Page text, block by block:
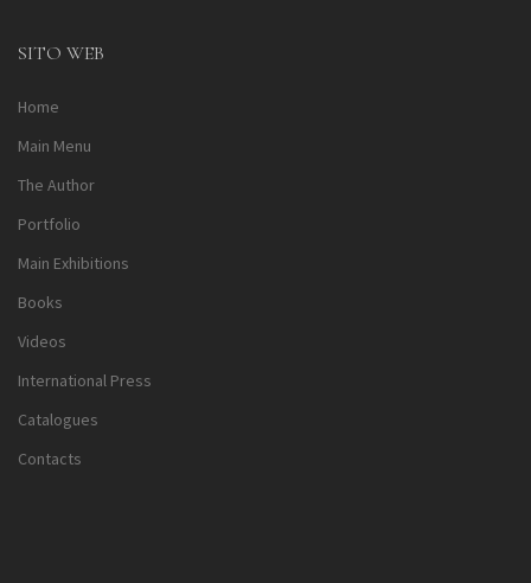
SITO WEB
Home
Main Menu
The Author
Portfolio
Main Exhibitions
Books
Videos
International Press
Catalogues
Contacts